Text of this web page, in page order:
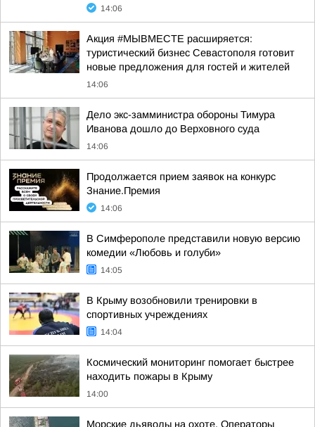
14:06
Акция #МЫВМЕСТЕ расширяется:
туристический бизнес Севастополя готовит
новые предложения для гостей и жителей
14:06
Дело экс-замминистра обороны Тимура
Иванова дошло до Верховного суда
14:06
Продолжается прием заявок на конкурс
Знание.Премия
14:06
В Симферополе представили новую версию
комедии «Любовь и голуби»
14:05
В Крыму возобновили тренировки в
спортивных учреждениях
14:04
Космический мониторинг помогает быстрее
находить пожары в Крыму
14:00
Морские дьяволы на охоте. Операторы